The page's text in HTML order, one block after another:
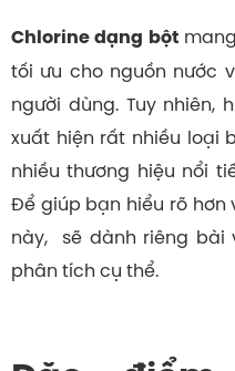
Chlorine dạng bột
tối ưu cho nguồn nước
người dùng. Tuy nhiên,
xuất hiện rất nhiều loại
nhiều thương hiệu nổi
Để giúp bạn hiểu rõ
này, sẽ dành riêng bài
phân tích cụ thể.